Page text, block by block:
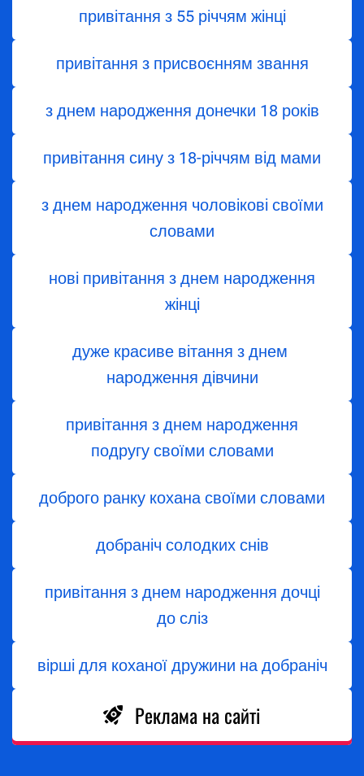
привітання з 55 річчям жінці
привітання з присвоєнням звання
з днем народження донечки 18 років
привітання сину з 18-річчям від мами
з днем народження чоловікові своїми
словами
нові привітання з днем народження
жінці
дуже красиве вітання з днем ​​
народження дівчини
привітання з днем народження
подругу своїми словами
доброго ранку кохана своїми словами
добраніч солодких снів
привітання з днем народження дочці
до сліз
вірші для коханої дружини на добраніч
Реклама на сайті